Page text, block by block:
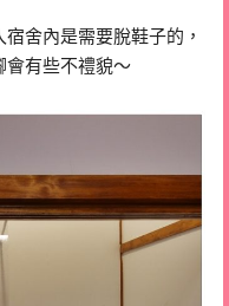
舍內是需要脫鞋子的，
會有些不禮貌～